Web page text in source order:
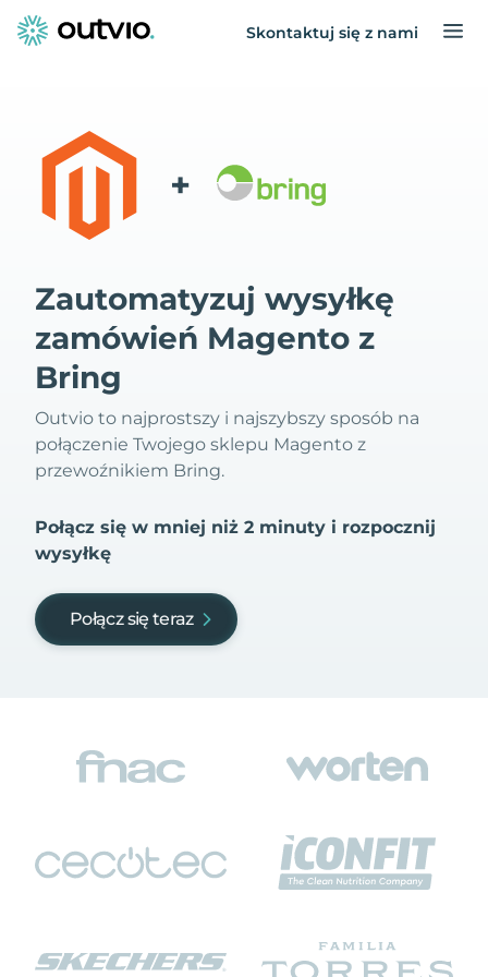
Skontaktuj się z nami
+
Zautomatyzuj wysyłkę
zamówień Magento z
Bring
Outvio to najprostszy i najszybszy sposób na
połączenie Twojego sklepu Magento z
przewoźnikiem Bring.
Połącz się w mniej niż 2 minuty i rozpocznij
wysyłkę
Połącz się teraz